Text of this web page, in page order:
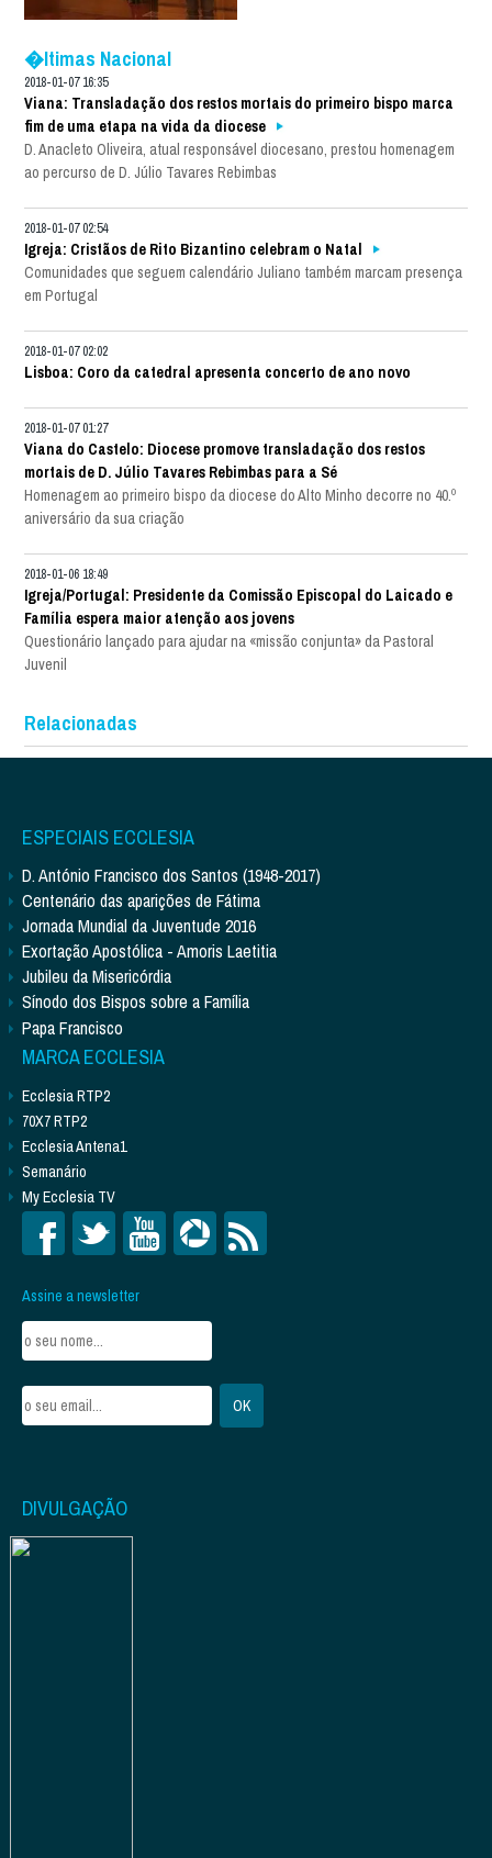
�ltimas Nacional
2018-01-07 16:35
Viana: Transladação dos restos mortais do primeiro bispo marca
fim de uma etapa na vida da diocese
D. Anacleto Oliveira, atual responsável diocesano, prestou homenagem
ao percurso de D. Júlio Tavares Rebimbas
2018-01-07 02:54
Igreja: Cristãos de Rito Bizantino celebram o Natal
Comunidades que seguem calendário Juliano também marcam presença
em Portugal
2018-01-07 02:02
Lisboa: Coro da catedral apresenta concerto de ano novo
2018-01-07 01:27
Viana do Castelo: Diocese promove transladação dos restos
mortais de D. Júlio Tavares Rebimbas para a Sé
Homenagem ao primeiro bispo da diocese do Alto Minho decorre no 40.º
aniversário da sua criação
2018-01-06 18:49
Igreja/Portugal: Presidente da Comissão Episcopal do Laicado e
Família espera maior atenção aos jovens
Questionário lançado para ajudar na «missão conjunta» da Pastoral
Juvenil
Relacionadas
ESPECIAIS ECCLESIA
D. António Francisco dos Santos (1948-2017)
Centenário das aparições de Fátima
Jornada Mundial da Juventude 2016
Exortação Apostólica - Amoris Laetitia
Jubileu da Misericórdia
Sínodo dos Bispos sobre a Família
Papa Francisco
MARCA ECCLESIA
Ecclesia RTP2
70X7 RTP2
Ecclesia Antena1
Semanário
My Ecclesia TV
Assine a newsletter
DIVULGAÇÃO